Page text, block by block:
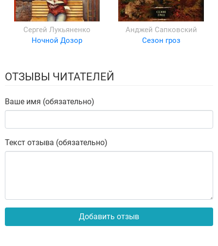
Сергей Лукьяненко
Ночной Дозор
Анджей Сапковский
Сезон гроз
ОТЗЫВЫ ЧИТАТЕЛЕЙ
Ваше имя (обязательно)
Текст отзыва (обязательно)
Добавить отзыв